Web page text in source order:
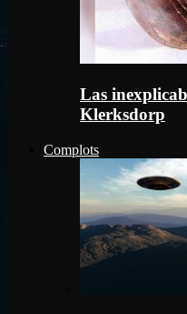
Las
Klerksdorp
Complots